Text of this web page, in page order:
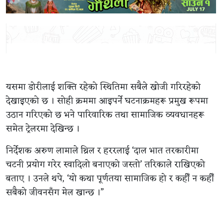
यसमा डोरीलाई शक्ति रहेको स्थितिमा सबैले खोजी गरिरहेको
देखाइएको छ । सोही क्रममा आइपर्ने घटनाक्रमहरू प्रमुख रूपमा
उठान गरिएको छ भने पारिवारिक तथा सामाजिक व्यवधानहरू
समेत ट्रेलरमा देखिन्छ ।
निर्देशक अरुण लामाले थ्रिल र हररलाई ‘दाल भात तरकारीमा
चटनी प्रयोग गरेर स्वादिलो बनाएको जस्तो’ तरिकाले राखिएको
बताए । उनले थपे, ‘यो कथा पूर्णतया सामाजिक हो र कहीँ न कहीँ
सबैको जीवनसँग मेल खान्छ ।”